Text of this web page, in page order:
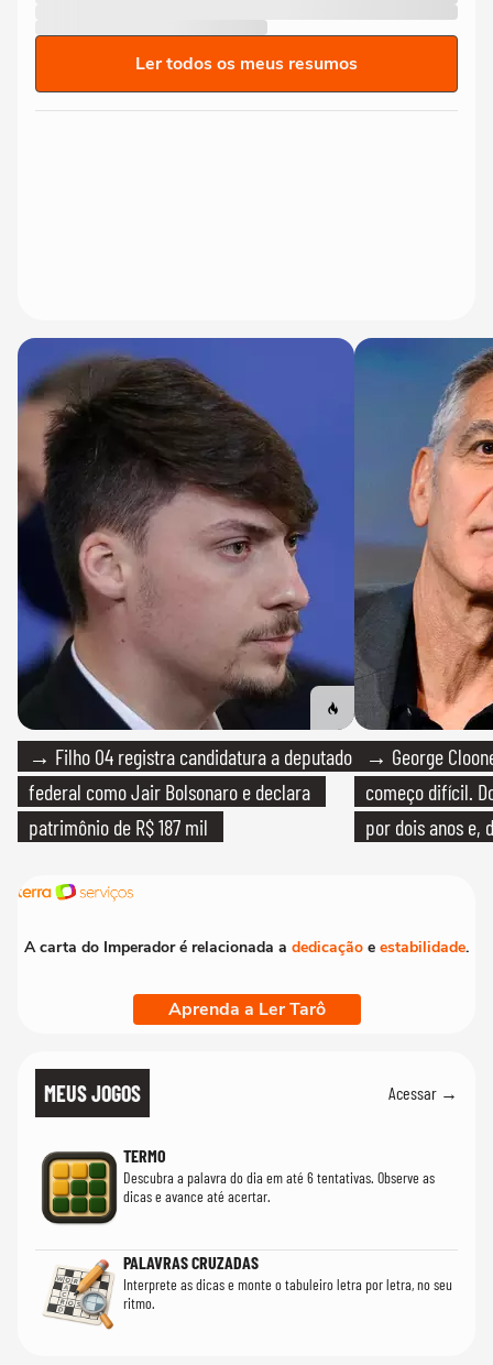
Ler todos os meus resumos
→ Filho 04 registra candidatura a deputado
federal como Jair Bolsonaro e declara
patrimônio de R$ 187 mil
→ George
começo difícil.
por dois anos e,
A carta do Imperador é relacionada a dedicação e estabilidade.
Aprenda a Ler Tarô
MEUS JOGOS Acessar →
TERMO
Descubra a palavra do dia em até 6 tentativas. Observe as
dicas e avance até acertar.
PALAVRAS CRUZADAS
Interprete as dicas e monte o tabuleiro letra por letra, no seu
ritmo.